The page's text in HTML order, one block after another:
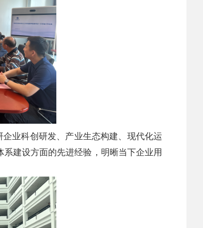
业科创研发、产业生态构建、现代化运
建设方面的先进经验，明晰当下企业用